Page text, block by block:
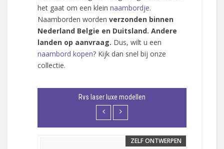
het gaat om een klein naambordje.
Naamborden worden verzonden binnen
Nederland Belgie en Duitsland. Andere
landen op aanvraag. Dus, wilt u een
naambord kopen? Kijk dan snel bij onze
collectie.
Rvs laser luxe modellen
ZELF ONTWERPEN